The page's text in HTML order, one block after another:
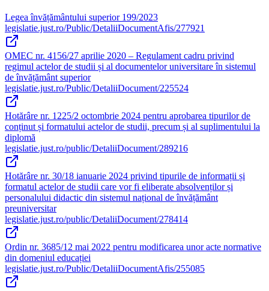
Legea învățământului superior 199/2023
legislatie.just.ro/Public/DetaliiDocumentAfis/277921
OMEC nr. 4156/27 aprilie 2020 – Regulament cadru privind
regimul actelor de studii și al documentelor universitare în sistemul
de învățământ superior
legislatie.just.ro/Public/DetaliiDocument/225524
Hotărâre nr. 1225/2 octombrie 2024 pentru aprobarea tipurilor de
conținut și formatului actelor de studii, precum și al suplimentului la
diplomă
legislatie.just.ro/public/DetaliiDocument/289216
Hotărâre nr. 30/18 ianuarie 2024 privind tipurile de informații și
formatul actelor de studii care vor fi eliberate absolvenților și
personalului didactic din sistemul național de învățământ
preuniversitar
legislatie.just.ro/public/DetaliiDocument/278414
Ordin nr. 3685/12 mai 2022 pentru modificarea unor acte normative
din domeniul educației
legislatie.just.ro/Public/DetaliiDocumentAfis/255085